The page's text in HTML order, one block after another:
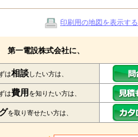
印刷用の地図を表示する
一電設株式会社に、
は相談したい方は、
は費用 を知りたい方は、
を取り寄せたい方は、